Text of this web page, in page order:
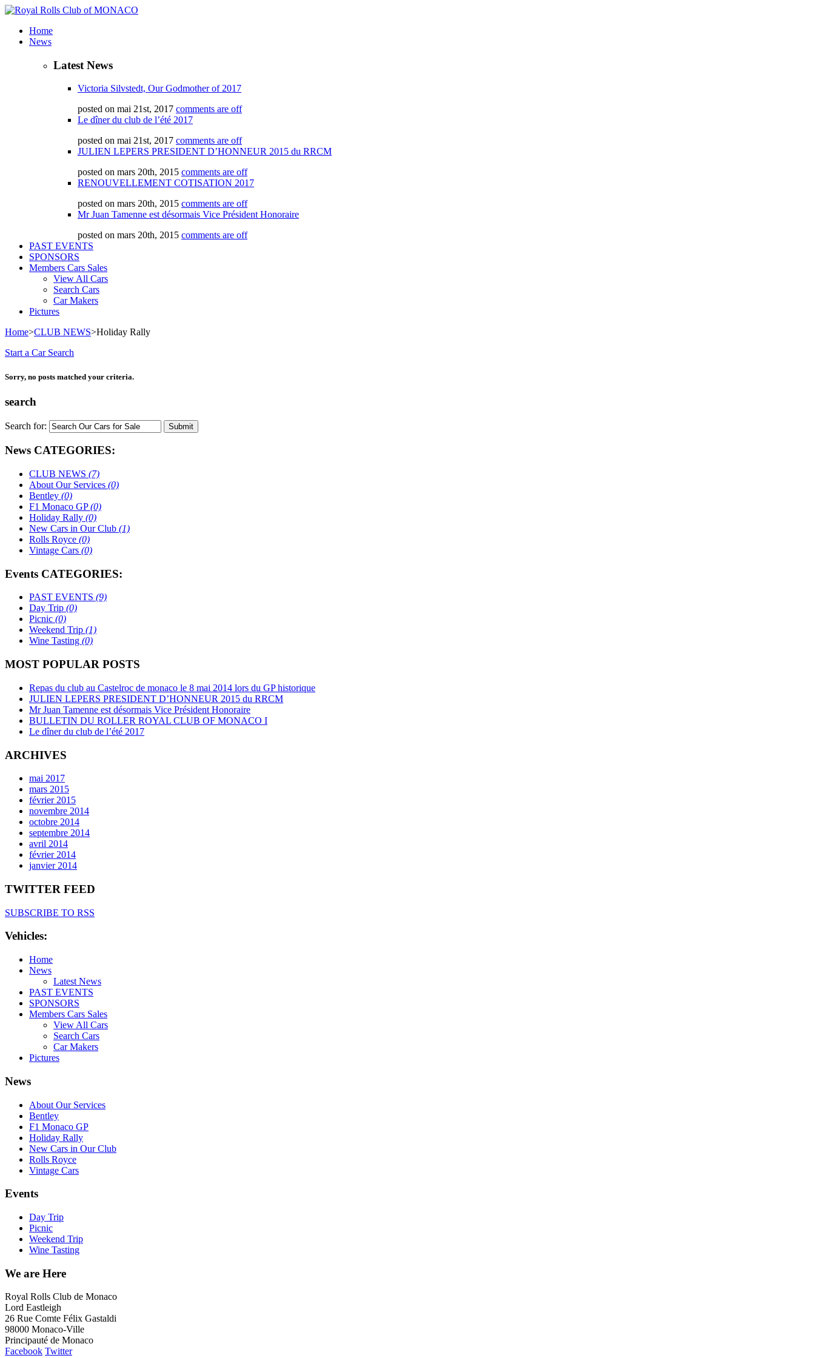
Home
News
Latest News
Victoria Silvstedt, Our Godmother of 2017
posted on mai 21st, 2017 comments are off
Le dîner du club de l’été 2017
posted on mai 21st, 2017 comments are off
JULIEN LEPERS PRESIDENT D’HONNEUR 2015 du RRCM
posted on mars 20th, 2015 comments are off
RENOUVELLEMENT COTISATION 2017
posted on mars 20th, 2015 comments are off
Mr Juan Tamenne est désormais Vice Président Honoraire
posted on mars 20th, 2015 comments are off
PAST EVENTS
SPONSORS
Members Cars Sales
View All Cars
Search Cars
Car Makers
Pictures
Home>CLUB NEWS>Holiday Rally
Start a Car Search
Sorry, no posts matched your criteria.
search
Search for:
News CATEGORIES:
CLUB NEWS (7)
About Our Services (0)
Bentley (0)
F1 Monaco GP(0)
Holiday Rally (0)
New Cars in Our Club (1)
Rolls Royce (0)
Vintage Cars (0)
Events CATEGORIES:
PAST EVENTS (9)
Day Trip (0)
Picnic (0)
Weekend Trip (1)
Wine Tasting (0)
MOST POPULAR POSTS
Repas du club au Castelroc de monaco le 8 mai 2014 lors du GP historique
JULIEN LEPERS PRESIDENT D’HONNEUR 2015 du RRCM
Mr Juan Tamenne est désormais Vice Président Honoraire
BULLETIN DU ROLLER ROYAL CLUB OF MONACO I
Le dîner du club de l’été 2017
ARCHIVES
mai 2017
mars 2015
février 2015
novembre 2014
octobre 2014
septembre 2014
avril 2014
février 2014
janvier 2014
TWITTER FEED
SUBSCRIBE TO RSS
Vehicles:
Home
News
Latest News
PAST EVENTS
SPONSORS
Members Cars Sales
View All Cars
Search Cars
Car Makers
Pictures
News
About Our Services
Bentley
F1 Monaco GP
Holiday Rally
New Cars in Our Club
Rolls Royce
Vintage Cars
Events
Day Trip
Picnic
Weekend Trip
Wine Tasting
We are Here
Royal Rolls Club de Monaco
Lord Eastleigh
26 Rue Comte Félix Gastaldi
98000 Monaco-Ville
Principauté de Monaco
Facebook Twitter